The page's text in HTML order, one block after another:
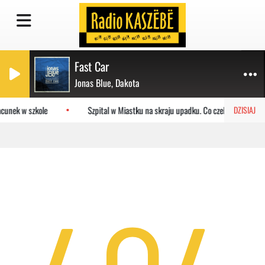
Fast Car
Jonas Blue, Dakota
DZISIAJ
w szkole Szpital w Miastku na skraju upadku. Co czeka placówkę?